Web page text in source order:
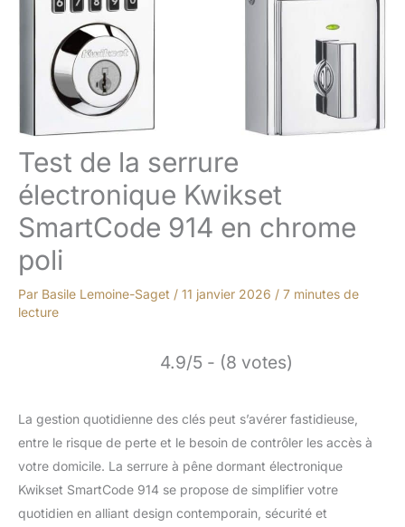
Test de la serrure
électronique Kwikset
SmartCode 914 en chrome
poli
Par Basile Lemoine-Saget / 11 janvier 2026 / 7 minutes de
lecture
4.9/5 - (8 votes)
La gestion quotidienne des clés peut s’avérer fastidieuse,
entre le risque de perte et le besoin de contrôler les accès à
votre domicile. La serrure à pêne dormant électronique
Kwikset SmartCode 914 se propose de simplifier votre
quotidien en alliant design contemporain, sécurité et